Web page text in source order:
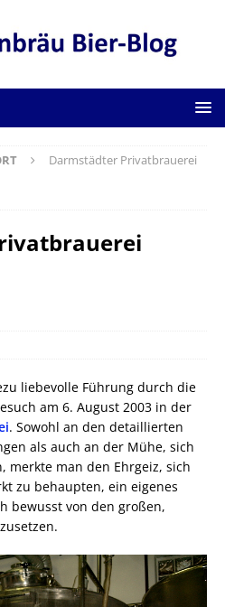
Darmstädter Privatbrauerei
liebevolle Führung durch die
am 6. August 2003 in der
. Sowohl an den detaillierten
als auch an der Mühe, sich
merkte man den Ehrgeiz, sich
zu behaupten, ein eigenes
bewusst von den großen,